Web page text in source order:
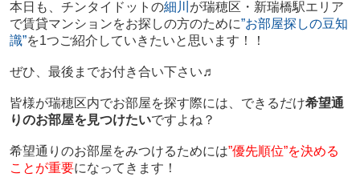
本日も、チンタイドットの細川 が瑞穂区・新瑞橋駅エリア
で賃貸マンションをお探しの方のために”お部屋探しの豆知
識”を1つご紹介していきたいと思います！！
ぜひ、最後までお付き合い下さい♬
皆様が瑞穂区内でお部屋を探す際には、できるだけ希望通
りのお部屋を見つけたいですよね？
希望通りのお部屋をみつけるためには”優先順位”を決める
ことが重要になってきます！